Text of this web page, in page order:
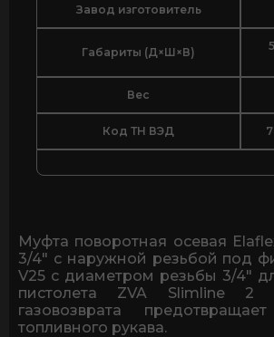
Завод изготовитель
Габариты (Д×Ш×В)
Вес
Код ТН ВЭД
Муфта поворотная осевая
3/4" с наружной резьбой под
V25 c диаметром резьбы 3/4"
пистолета ZVA Slimline 2
газовозврата
топливного рукава.